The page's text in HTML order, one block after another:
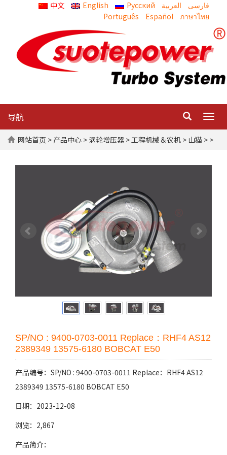
中文 English Русский العربية
Português
Español ภาษาไทย
导航
网站首页 > 产品中心 > 涡轮增压器 >工程机械＆农机 > 山猫 > >
SP/NO : 9400-0703-0011 Replace：RHF4 AS12
2389349 13575-6180 BOBCAT E50
产品编号：SP/NO : 9400-0703-0011 Replace：RHF4 AS12
2389349 13575-6180 BOBCAT E50
日期：2023-12-08
浏览：2,867
产品简介：